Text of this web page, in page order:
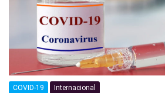
COVID-19 Internacional